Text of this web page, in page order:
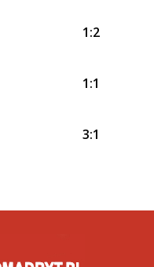
1:2
1:1
3:1